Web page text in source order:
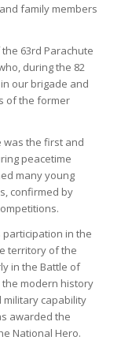
family members
63rd Parachute
during the 82
our brigade and
of the former
was the first and
peacetime
many young
confirmed by
participation in the
territory of the
in the Battle of
the modern history
capability
awarded the
National Hero.